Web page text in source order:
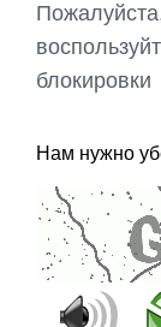
блокировки
Нам нужно